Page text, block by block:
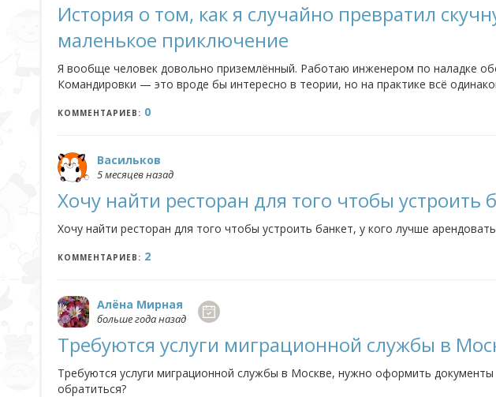
История о том, как я случайно превратил
маленькое приключение
Я вообще человек довольно приземлённый. Работаю инженером по наладке
Командировки — это вроде бы интересно в теории, но на практике всё
КОММЕНТАРИЕВ: 0
Васильков
5 месяцев назад
Хочу найти ресторан для того чтобы устроить
Хочу найти ресторан для того чтобы устроить банкет, у кого лучше
КОММЕНТАРИЕВ: 2
Алёна Мирная
больше года назад
Требуются услуги миграционной службы в
Требуются услуги миграционной службы в Москве, нужно оформить документы
обратиться?